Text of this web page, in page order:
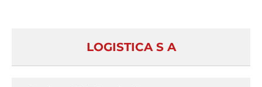
LOGISTICA S A